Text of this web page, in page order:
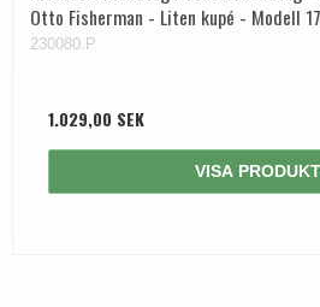
Otto Fisherman - Liten kupé - Modell
230080.P
1.029,00 SEK
VISA